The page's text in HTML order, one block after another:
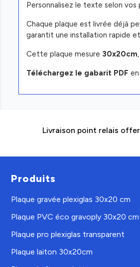
Personnalisez le texte selon
Chaque plaque est livrée déjà
garantit une installation rapide
Cette plaque mesure 30x20cm
Téléchargez le gabarit PDF
Livraison point relais
Produits
Plaque gravée plexiglas 30x20 cm
Plaque PVC éco gravoply 30x20 cm
Plaque pro plexiglas transparent
Plaque laiton 30x20cm